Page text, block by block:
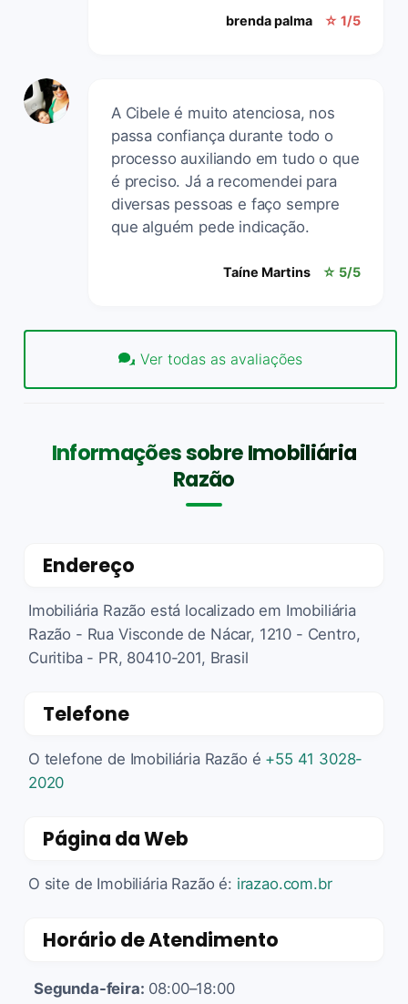
brenda palma ☆ 1/5
A Cibele é muito atenciosa, nos
passa confiança durante todo o
processo auxiliando em tudo o que
é preciso. Já a recomendei para
diversas pessoas e faço sempre
que alguém pede indicação.
Taíne Martins ☆ 5/5
Ver todas as avaliações
Informações sobre Imobiliária
Razão
Endereço
Imobiliária Razão está localizado em Imobiliária
Razão - Rua Visconde de Nácar, 1210 - Centro,
Curitiba - PR, 80410-201, Brasil
Telefone
O telefone de Imobiliária Razão é +55 41 3028-
2020
Página da Web
O site de Imobiliária Razão é: irazao.com.br
Horário de Atendimento
Segunda-feira: 08:00–18:00